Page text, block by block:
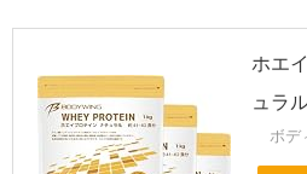
ホエ
ュラ
ボデ